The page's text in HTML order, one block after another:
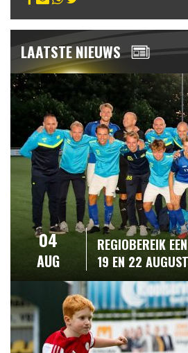
LAATSTE NIEUWS
04
AUG
REGIOBEREIK
19 EN 22